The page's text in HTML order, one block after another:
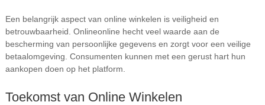
Een belangrijk aspect van online winkelen is veiligheid en
betrouwbaarheid. Onlineonline hecht veel waarde aan de
bescherming van persoonlijke gegevens en zorgt voor een veilige
betaalomgeving. Consumenten kunnen met een gerust hart hun
aankopen doen op het platform.
Toekomst van Online Winkelen